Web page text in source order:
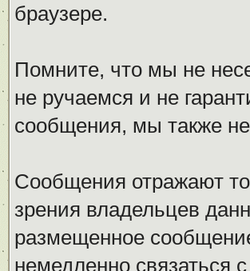
браузере.
Помните, что мы не
не ручаемся и не
сообщения, мы также
Сообщения отражают
зрения владельцев
размещенное
немедленно связаться